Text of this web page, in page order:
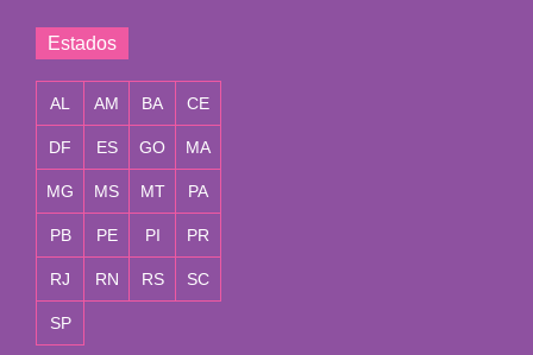
Estados
AL AM BA CE
DF ES GO MA
MG MS MT PA
PB PE PI PR
RJ RN RS SC
SP